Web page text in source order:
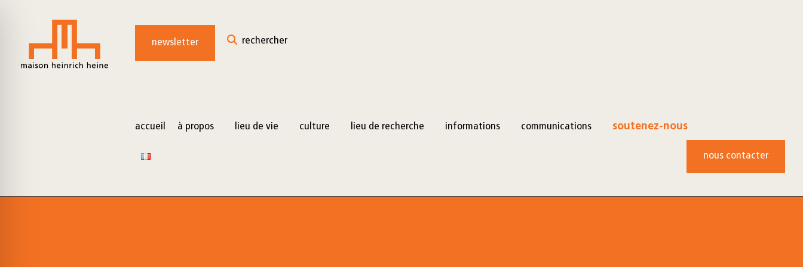
content
newsletter rechercher
accueil à propos lieu de vie culture lieu de recherche informations communications soutenez-nous
nous contacter